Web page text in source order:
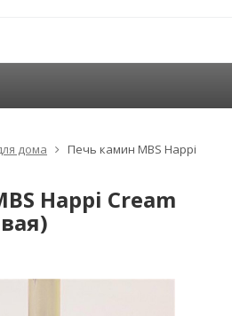
дома
Печь камин MBS Happi
Happi Cream